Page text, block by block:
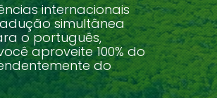
internacionais
simultânea
o português,
aproveite 100% do
do